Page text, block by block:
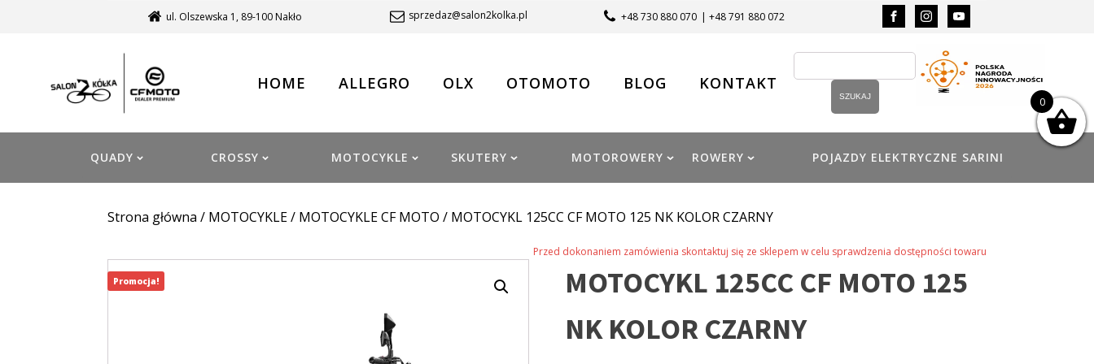
ul. Olszewska 1, 89-100 Nakło sprzedaz@salon2kolka.pl +48 730 880 070 | +48 791 880 072
HOME ALLEGRO OLX OTOMOTO BLOG KONTAKT
QUADY CROSSY MOTOCYKLE SKUTERY MOTOROWERY ROWERY POJAZDY ELEKTRYCZNE SARINI
Strona główna / MOTOCYKLE/ MOTOCYKLE CF MOTO / MOTOCYKL 125CC CF MOTO 125 NK KOLOR CZARNY
Przed dokonaniem zamówienia skontaktuj się ze sklepem w celu sprawdzenia dostępności towaru
MOTOCYKL 125CC CF MOTO 125
NK KOLOR CZARNY
Promocja!
0